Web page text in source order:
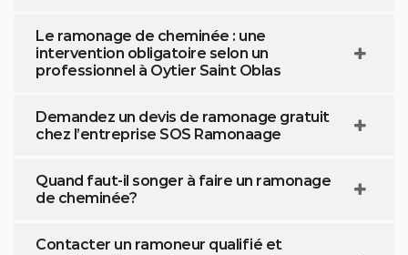
Le ramonage de cheminée : une
intervention obligatoire selon un
professionnel à Oytier Saint Oblas
Demandez un devis de ramonage gratuit
chez l’entreprise SOS Ramonaage
Quand faut-il songer à faire un ramonage
de cheminée?
Contacter un ramoneur qualifié et